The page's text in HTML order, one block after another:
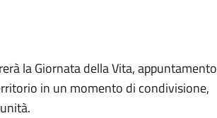
la Giornata della Vita, appuntamento
in un momento di condivisione,